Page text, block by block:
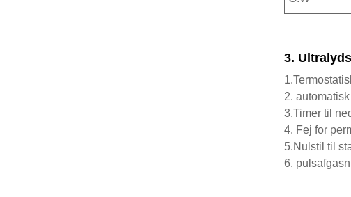
3.
2.
3.Timer til
4. Fej for
5.Nulstil til
6.